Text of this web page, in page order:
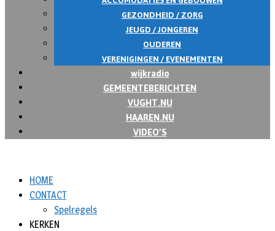
GEZONDHEID / ZORG
JEUGD / JONGEREN
OUDEREN
VERENIGINGEN / EVENEMENTEN
wijkradio
GEMEENTEBERICHTEN
VUGHT.NU
HAAREN.NU
VIDEO’S
HOME
CONTACT
Spelregels
KERKEN